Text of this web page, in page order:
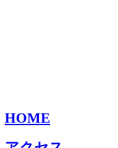
HOME